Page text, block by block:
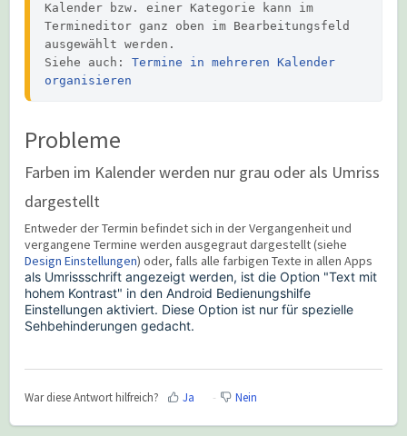
Kalender bzw. einer Kategorie kann im
Termineditor ganz oben im Bearbeitungsfeld
ausgewählt werden.
Siehe auch: Termine in mehreren Kalender
organisieren
Probleme
Farben im Kalender werden nur grau oder als Umriss
dargestellt
Entweder der Termin befindet sich in der Vergangenheit und
vergangene Termine werden ausgegraut dargestellt (siehe
Design Einstellungen) oder, falls alle farbigen Texte in allen Apps
als Umrissschrift angezeigt werden, ist die Option "Text mit
hohem Kontrast" in den Android Bedienungshilfe
Einstellungen aktiviert. Diese Option ist nur für spezielle
Sehbehinderungen gedacht.
War diese Antwort hilfreich? Ja Nein